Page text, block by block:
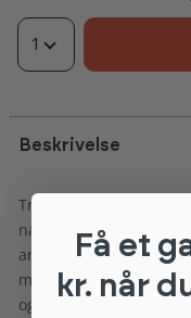
1
Beskrivelse
Træningselastik med
naturgummi og findes i
anbefaler vi den lette
medium eller hård, i
og ens styrke.
Få et
kr. når